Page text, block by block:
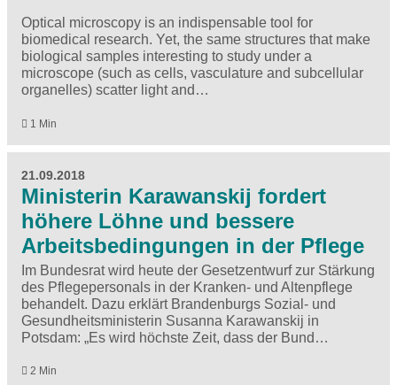
Optical microscopy is an indispensable tool for
biomedical research. Yet, the same structures that make
biological samples interesting to study under a
microscope (such as cells, vasculature and subcellular
organelles) scatter light and…
1 Min
21.09.2018
Ministerin Karawanskij fordert
höhere Löhne und bessere
Arbeitsbedingungen in der Pflege
Im Bundesrat wird heute der Gesetzentwurf zur Stärkung
des Pflegepersonals in der Kranken- und Altenpflege
behandelt. Dazu erklärt Brandenburgs Sozial- und
Gesundheitsministerin Susanna Karawanskij in
Potsdam: „Es wird höchste Zeit, dass der Bund…
2 Min